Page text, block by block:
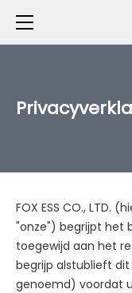
FOX ESS CO., LTD.
"onze") begrijpt het
toegewijd aan het
begrijp alstublieft dit
genoemd) voordat